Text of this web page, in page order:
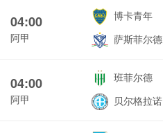
04:00
阿甲
博卡青年
萨斯菲尔德
04:00
阿甲
班菲尔德
贝尔格拉诺